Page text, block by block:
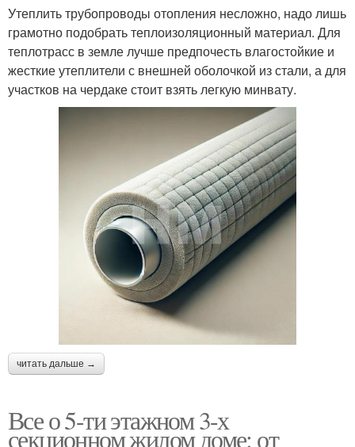
Утеплить трубопроводы отопления несложно, надо лишь
грамотно подобрать теплоизоляционный материал. Для
теплотрасс в земле лучше предпочесть влагостойкие и
жесткие утеплители с внешней оболочкой из стали, а для
участков на чердаке стоит взять легкую минвату.
читать дальше →
Все о 5-ти этажном 3-х
секционном жилом доме: от